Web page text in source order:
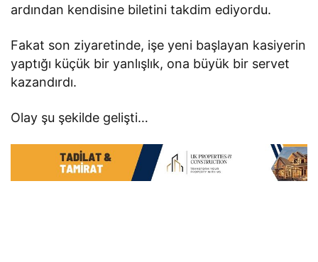
ardından kendisine biletini takdim ediyordu.
Fakat son ziyaretinde, işe yeni başlayan kasiyerin
yaptığı küçük bir yanlışlık, ona büyük bir servet
kazandırdı.
Olay şu şekilde gelişti…